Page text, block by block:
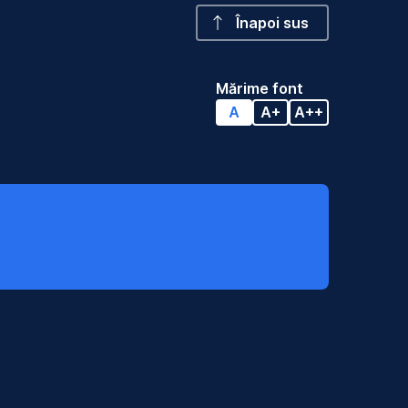
Înapoi sus
Mărime font
A
A+ A++